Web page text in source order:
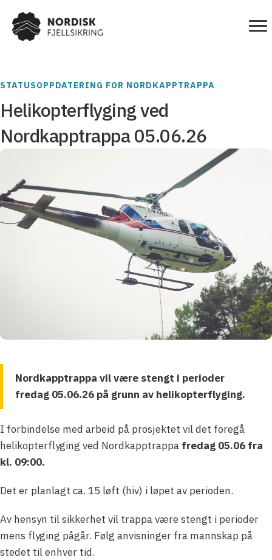
STATUSOPPDATERING FOR NORDKAPPTRAPPA
Helikopterflyging ved
Nordkapptrappa 05.06.26
Nordkapptrappa vil være stengt i perioder
fredag 05.06.26 på grunn av helikopterflyging.
I forbindelse med arbeid på prosjektet vil det foregå
helikopterflyging ved Nordkapptrappa fredag 05.06 fra
kl. 09:00.
Det er planlagt ca. 15 løft (hiv) i løpet av perioden.
Av hensyn til sikkerhet vil trappa være stengt i perioder
mens flyging pågår. Følg anvisninger fra mannskap på
stedet til enhver tid.